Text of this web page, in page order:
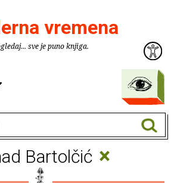
vremena
sve je puno knjiga.
Bartolčić ×